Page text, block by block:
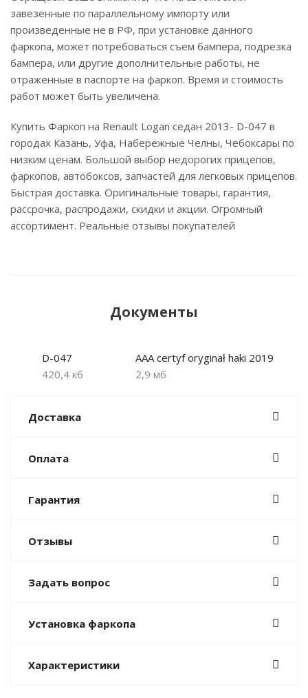
завезенные по параллельному импорту или
произведенные не в РФ, при установке данного
фаркопа, может потребоваться съем бампера, подрезка
бампера, или другие дополнительные работы, не
отраженные в паспорте на фаркоп. Время и стоимость
работ может быть увеличена.
Купить Фаркоп на Renault Logan седан 2013- D-047 в
городах Казань, Уфа, Набережные Челны, Чебоксары по
низким ценам. Большой выбор недорогих прицепов,
фаркопов, автобоксов, запчастей для легковых прицепов.
Быстрая доставка. Оригинальные товары, гарантия,
рассрочка, распродажи, скидки и акции. Огромный
ассортимент. Реальные отзывы покупателей
Документы
D-047
420,4 кб
AAA certyf oryginał haki 2019
2,9 мб
Доставка
Оплата
Гарантия
Отзывы
Задать вопрос
Установка фаркопа
Характеристики